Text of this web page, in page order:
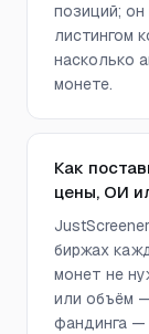
позиций;
листингом
насколько
монете.
Как
цены, ОИ
биржах
монет не
или объём
фандинга —